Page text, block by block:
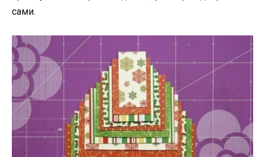
сами.